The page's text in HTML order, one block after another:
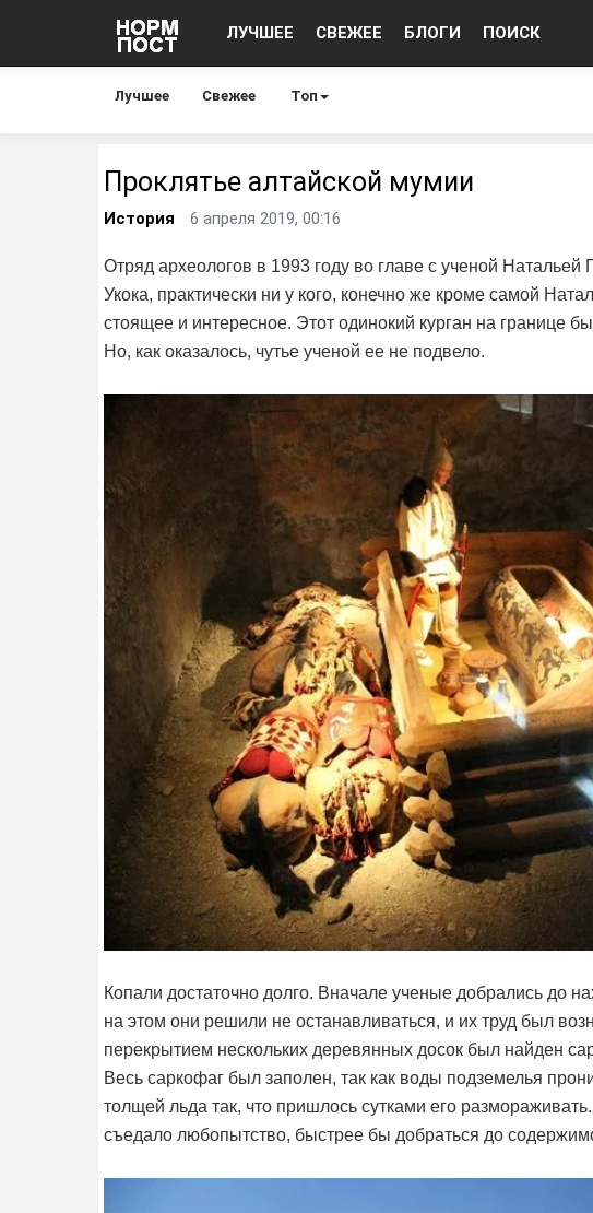
ЛУЧШЕЕ СВЕЖЕЕ БЛОГИ ПОИСК
Лучшее Свежее Топ
Проклятье алтайской мумии
История 6 апреля 2019, 00:16
Отряд археологов в 1993 году во главе с ученой Натальей
Укока, практически ни у кого, конечно же кроме самой
стоящее и интересное. Этот одинокий курган на границе
Но, как оказалось, чутье ученой ее не подвело.
Копали достаточно долго. Вначале ученые добрались до
на этом они решили не останавливаться, и их труд был
перекрытием нескольких деревянных досок был найден
Весь саркофаг был заполен, так как воды подземелья
толщей льда так, что пришлось сутками его
съедало любопытство, быстрее бы добраться до